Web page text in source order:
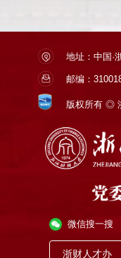
地址：中国·
邮编：
版权所有 ◎
微信搜一搜